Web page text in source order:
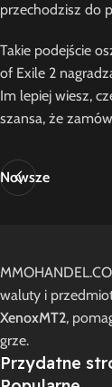
przechodzisz do
Takie podejście
of Exile 2
Im lepiej wiesz,
szansa, że
Nowsze
waluty i
XenoxMT2,
grze.
Przydatne